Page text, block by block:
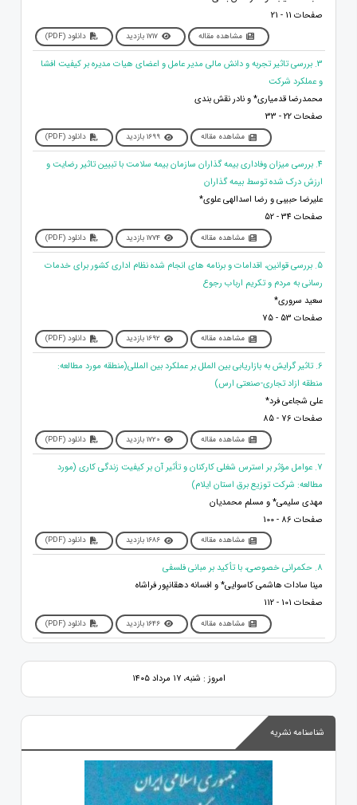
صفحات 11 - 21
مشاهده مقاله 1717 بازدید دانلود (PDF)
3. بررسی تاثیر تجربه و دانش مالی مدیر عامل و اعضای هیات مدیره بر کیفیت افشا
و عملکرد شرکت
محمدرضا قدمیاری* و نادر نقش بندی
صفحات 22 - 33
مشاهده مقاله 1699 بازدید دانلود (PDF)
4. بررسی میزان وفاداری بیمه گذاران سازمان بیمه سلامت با تبیین تاثیر رضایت و
ارزش درک شده توسط بیمه گذاران
علیرضا حبیبی و رضا اسدالهی علوی*
صفحات 34 - 52
مشاهده مقاله 1774 بازدید دانلود (PDF)
5. بررسی قوانین، اقدامات و برنامه های انجام شده نظام اداری کشور برای خدمات
رسانی به مردم و تکریم ارباب رجوع
سعید سروری*
صفحات 53 - 75
مشاهده مقاله 1692 بازدید دانلود (PDF)
6. تاثیر گرایش به بازاریابی بین الملل بر عملکرد بین المللی(منطقه مورد مطالعه:
منطقه ازاد تجاری-صنعتی ارس)
علی شجاعی فرد*
صفحات 76 - 85
مشاهده مقاله 1720 بازدید دانلود (PDF)
7. عوامل مؤثر بر استرس شغلی کارکنان و تأثیر آن بر کیفیت زندگی کاری (مورد
مطالعه: شرکت توزیع برق استان ایلام)
مهدی سلیمی* و مسلم محمدیان
صفحات 86 - 100
مشاهده مقاله 1686 بازدید دانلود (PDF)
8. حکمرانی خصوصی، با تأکید بر مبانی فلسفی
مینا سادات هاشمی کاسوایی* و افسانه دهقانپور فراشاه
صفحات 101 - 112
مشاهده مقاله 1646 بازدید دانلود (PDF)
امروز : شنبه، ۱۷ مرداد ۱۴۰۵
شناسنامه نشریه